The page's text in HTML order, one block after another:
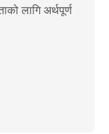
लागि अर्थपूर्ण